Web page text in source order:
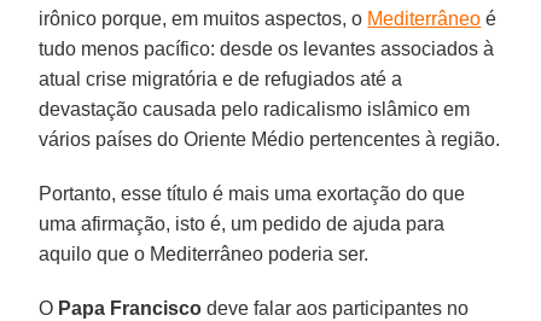
irônico porque, em muitos aspectos, o Mediterrâneo é
tudo menos pacífico: desde os levantes associados à
atual crise migratória e de refugiados até a
devastação causada pelo radicalismo islâmico em
vários países do Oriente Médio pertencentes à região.
Portanto, esse título é mais uma exortação do que
uma afirmação, isto é, um pedido de ajuda para
aquilo que o Mediterrâneo poderia ser.
O Papa Francisco deve falar aos participantes no